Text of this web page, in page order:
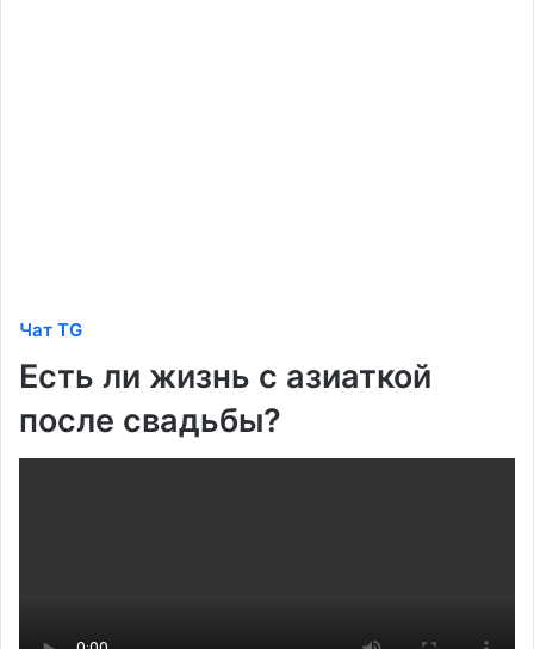
Чат TG
Есть ли жизнь с азиаткой
после свадьбы?